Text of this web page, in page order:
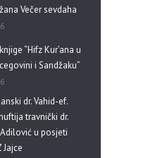
Večer sevdaha
“Hifz Kur’ana u
i Sandžaku”
dr. Vahid-ef.
travnički dr.
u posjeti
Jajce